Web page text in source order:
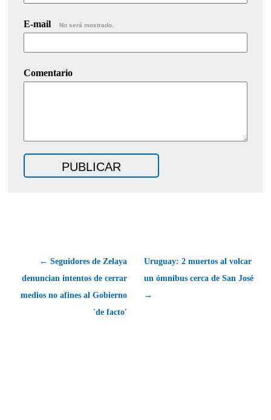
E-mail No será mostrado.
Comentario
← Seguidores de Zelaya
denuncian intentos de cerrar
medios no afines al Gobierno
'de facto'
Uruguay: 2 muertos al volcar
un ómnibus cerca de San José
→